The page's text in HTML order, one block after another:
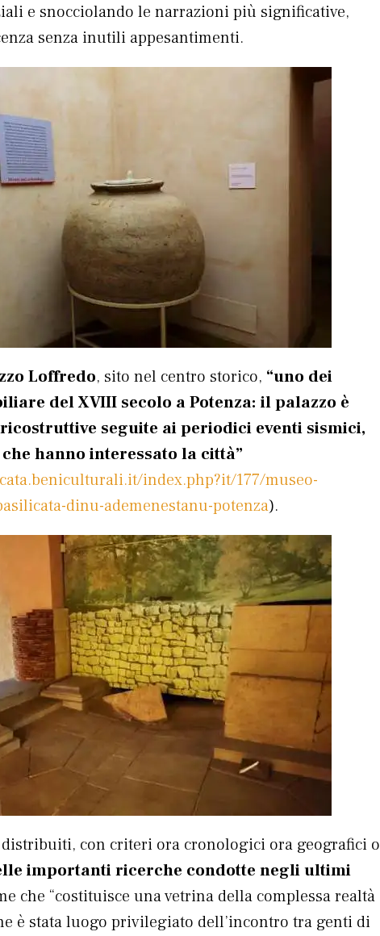
e snocciolando le narrazioni più significative,
senza inutili appesantimenti.
Loffredo, sito nel centro storico, “uno dei
del XVIII secolo a Potenza: il palazzo è
seguite ai periodici eventi sismici,
hanno interessato la città”
index.php?it/177/museo-
dinu-ademenestanu-potenza).
con criteri ora cronologici ora geografici o
importanti ricerche condotte negli ultimi
che “costituisce una vetrina della complessa realtà
è stata luogo privilegiato dell’incontro tra genti di